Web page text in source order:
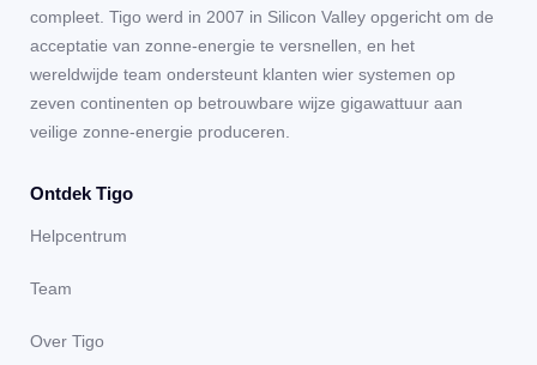
compleet. Tigo werd in 2007 in Silicon Valley opgericht om de
acceptatie van zonne-energie te versnellen, en het
wereldwijde team ondersteunt klanten wier systemen op
zeven continenten op betrouwbare wijze gigawattuur aan
veilige zonne-energie produceren.
Ontdek Tigo
Helpcentrum
Team
Over Tigo